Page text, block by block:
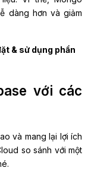
dàng hơn và giảm
& sử dụng phần
với các
và mang lại lợi ích
so sánh với một